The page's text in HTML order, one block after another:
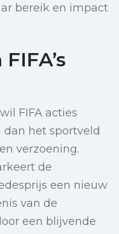
bereik en impact
FIFA acties
het sportveld
verzoening.
de
een nieuw
van de
een blijvende